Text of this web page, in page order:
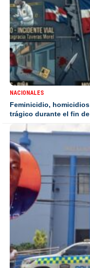
NACIONALES
Feminicidio,
trágico durante el fin